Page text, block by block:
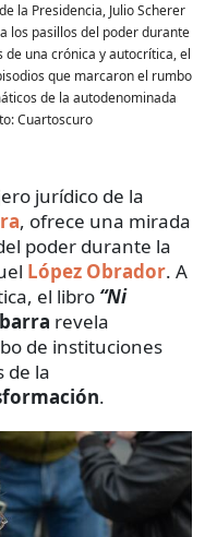
la Presidencia, Julio Scherer
los pasillos del poder durante
de una crónica y autocrítica, el
que marcaron el rumbo
de la autodenominada
Cuartoscuro
jurídico de la
, ofrece una mirada
poder durante la
López Obrador. A
el libro “Ni
revela
de instituciones
de la
.